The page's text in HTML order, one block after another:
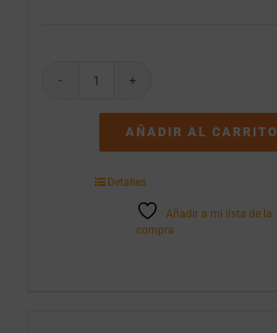
Aceite
AÑADIR AL CARRITO
Detalles
Añadir a mi lista de la
compra